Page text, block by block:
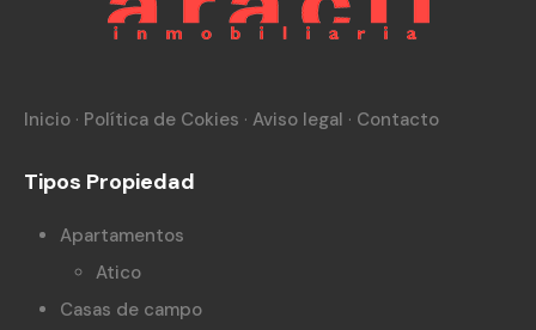
Inicio · Política de Cokies · Aviso legal · Contacto
Tipos Propiedad
Apartamentos
Atico
Casas de campo